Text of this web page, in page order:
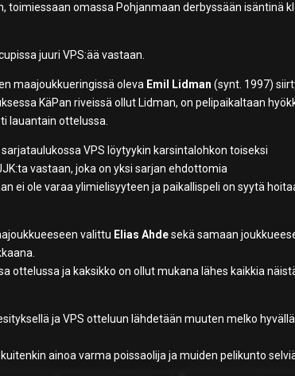
toimiessaan omassa Pohjanmaan derbyssään isäntinä
juuri VPS:ää vastaan.
maajoukkueringissä oleva Emil Lidman (synt. 1997)
KäPan riveissä ollut Lidman, on pelipaikaltaan
lauantain ottelussa.
VPS löytyykin karsintalohkon toiseksi
vastaan, joka on yksi sarjan ehdottomia
ei ole varaa ylimielisyyteen ja paikallispeli on syytä
valittu Elias Ahdesekä samaan
ottelussa ja kaksikko on ollut mukana lähes kaikkia
ja VPS otteluun lähdetään muuten melko hyvällä
ainoa varma poissaolija ja muiden pelikunto